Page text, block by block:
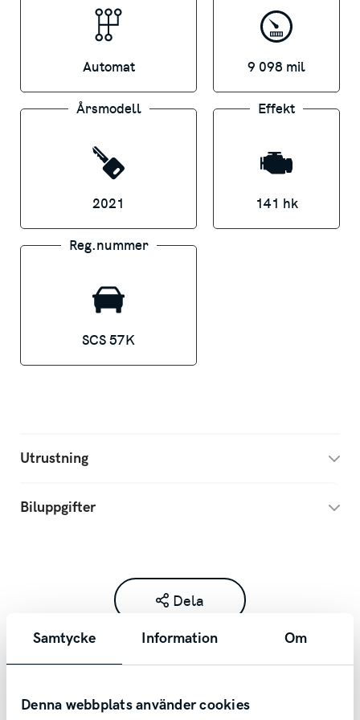
Samtycke Information Om
Denna webbplats använder cookies
Automat 9 098 mil
Årsmodell
2021
Effekt
141 hk
Reg.nummer
SCS 57K
Utrustning
Biluppgifter
Dela